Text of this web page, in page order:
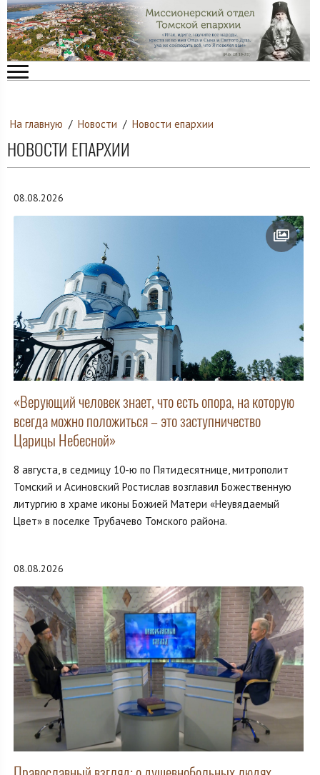
На главную / Новости / Новости епархии
НОВОСТИ ЕПАРХИИ
08.08.2026
«Верующий человек знает, что есть опора, на которую
всегда можно положиться – это заступничество
Царицы Небесной»
8 августа, в седмицу 10-ю по Пятидесятнице, митрополит
Томский и Асиновский Ростислав возглавил Божественную
литургию в храме иконы Божией Матери «Неувядаемый
Цвет» в поселке Трубачево Томского района.
08.08.2026